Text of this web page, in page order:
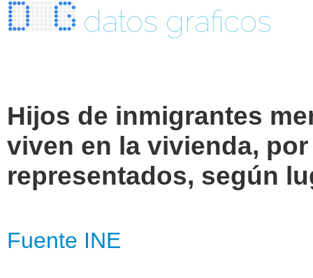
datos graficos
Hijos de inmigrantes
viven en la vivienda,
representados, según
Fuente INE